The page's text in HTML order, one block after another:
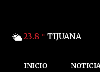
23.8 C TIJUANA
INICIO